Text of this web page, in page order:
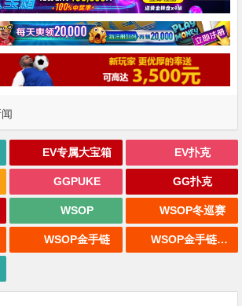
EV专属大宝箱 EV扑克
GGPUKE GG扑克
WSOP WSOP冬巡赛
WSOP金手链 WSOP金手链战报